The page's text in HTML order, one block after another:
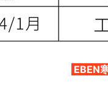
EBEN